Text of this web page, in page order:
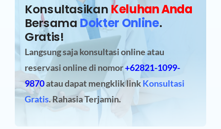
Konsultasikan Keluhan Anda
BersamaDokter Online.
Gratis!
Langsung saja konsultasi online atau
reservasi onlinedi nomor+62821-1099-
9870atau dapat mengklik linkKonsultasi
Gratis. Rahasia Terjamin.